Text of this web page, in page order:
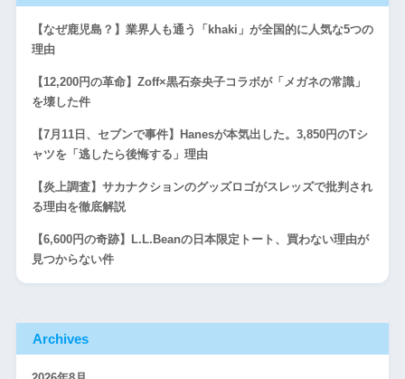
【なぜ鹿児島？】業界人も通う「khaki」が全国的に人気な5つの
理由
【12,200円の革命】Zoff×黒石奈央子コラボが「メガネの常識」
を壊した件
【7月11日、セブンで事件】Hanesが本気出した。3,850円のTシ
ャツを「逃したら後悔する」理由
【炎上調査】サカナクションのグッズロゴがスレッズで批判され
る理由を徹底解説
【6,600円の奇跡】L.L.Beanの日本限定トート、買わない理由が
見つからない件
Archives